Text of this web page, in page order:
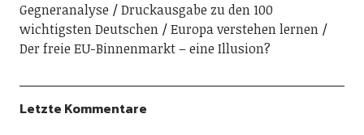
Gegneranalyse
Druckausgabe zu den 100
wichtigsten Deutschen
Europa verstehen lernen
Der freie EU-Binnenmarkt – eine Illusion?
Letzte Kommentare